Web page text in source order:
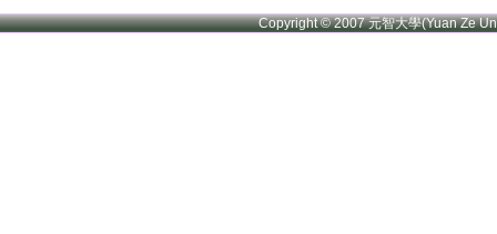
Copyright © 2007 元智大學(Yuan Ze